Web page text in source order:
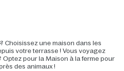
Choisissez une maison dans les
votre terrasse ! Vous voyagez
pour la Maison à la ferme pour
des animaux !